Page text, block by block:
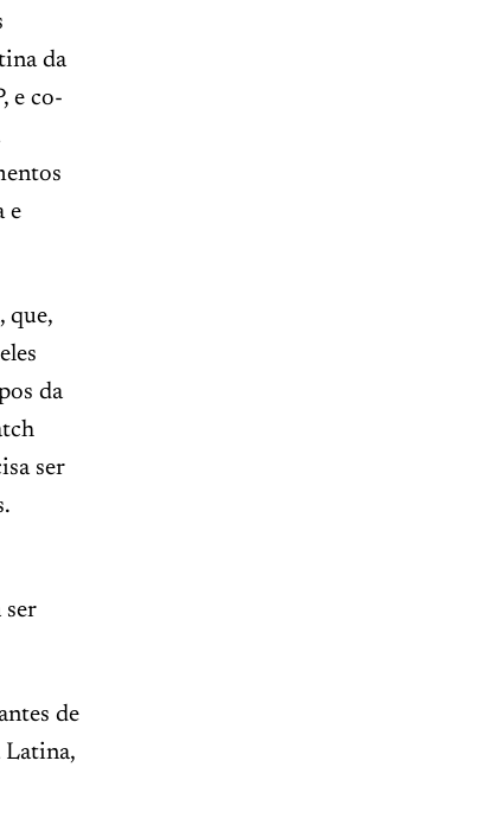
da
e co-
e
que,
da
ser
ser
de
Latina,